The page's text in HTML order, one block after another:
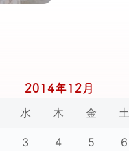
2014年12月
水 木 金 土
3 4 5 6